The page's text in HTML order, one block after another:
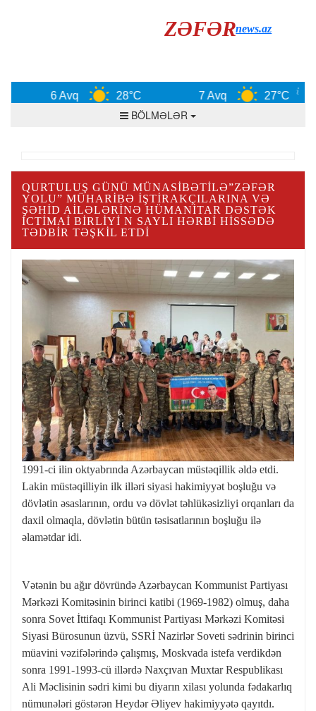
ZƏFƏRnews.az
28°C 27°C
BÖLMƏLƏR
QURTULUŞ GÜNÜ MÜNASIBƏTILƏ”ZƏFƏR
YOLU” MÜHARIBƏ İŞTIRAKÇILARINA VƏ
ŞƏHID AILƏLƏRINƏ HÜMANITAR DƏSTƏK
İCTIMAI BIRLIYI N SAYLI HƏRBI HISSƏDƏ
TƏDBIR TƏŞKIL ETDI
1991-ci ilin oktyabrında Azərbaycan müstəqillik əldə etdi.
Lakin müstəqilliyin ilk illəri siyasi hakimiyyət boşluğu və
dövlətin əsaslarının, ordu və dövlət təhlükəsizliyi orqanları da
daxil olmaqla, dövlətin bütün təsisatlarının boşluğu ilə
əlamətdar idi.
Vətənin bu ağır dövründə Azərbaycan Kommunist Partiyası
Mərkəzi Komitəsinin birinci katibi (1969-1982) olmuş, daha
sonra Sovet İttifaqı Kommunist Partiyası Mərkəzi Komitəsi
Siyasi Bürosunun üzvü, SSRİ Nazirlər Soveti sədrinin birinci
müavini vəzifələrində çalışmış, Moskvada istefa verdikdən
sonra 1991-1993-cü illərdə Naxçıvan Muxtar Respublikası
Ali Məclisinin sədri kimi bu diyarın xilası yolunda fədakarlıq
nümunələri göstərən Heydər Əliyev hakimiyyətə qayıtdı.